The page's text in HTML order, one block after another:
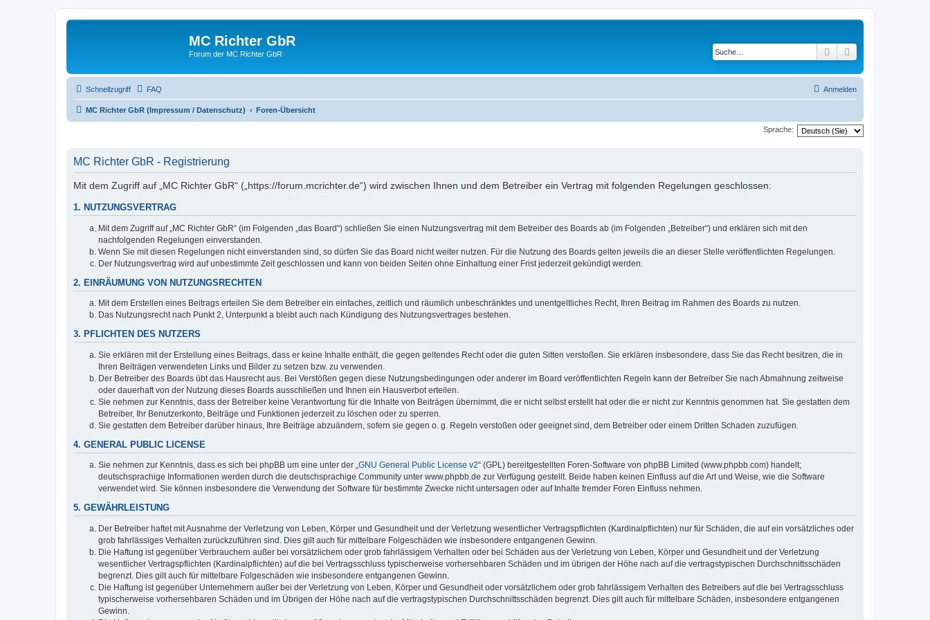
MC Richter GbR
Forum der MC Richter GbR Suche
Schnellzugriff FAQ Anmelden
MC Richter GbR (Impressum / Datenschutz) Foren-Übersicht
Sprache:
MC Richter GbR - Registrierung
Mit dem Zugriff auf „MC Richter GbR“ („https://forum.mcrichter.de“) wird zwischen Ihnen und dem Betreiber ein Vertrag mit folgenden Regelungen geschlossen:
1. NUTZUNGSVERTRAG
Mit dem Zugriff auf „MC Richter GbR“ (im Folgenden „das Board“) schließen Sie einen Nutzungsvertrag mit dem Betreiber des Boards ab (im Folgenden „Betreiber“) und erklären sich mit den
nachfolgenden Regelungen einverstanden.
Wenn Sie mit diesen Regelungen nicht einverstanden sind, so dürfen Sie das Board nicht weiter nutzen. Für die Nutzung des Boards gelten jeweils die an dieser Stelle veröffentlichten Regelungen.
Der Nutzungsvertrag wird auf unbestimmte Zeit geschlossen und kann von beiden Seiten ohne Einhaltung einer Frist jederzeit gekündigt werden.
2. EINRÄUMUNG VON NUTZUNGSRECHTEN
Mit dem Erstellen eines Beitrags erteilen Sie dem Betreiber ein einfaches, zeitlich und räumlich unbeschränktes und unentgeltliches Recht, Ihren Beitrag im Rahmen des Boards zu nutzen.
Das Nutzungsrecht nach Punkt 2, Unterpunkt a bleibt auch nach Kündigung des Nutzungsvertrages bestehen.
3. PFLICHTEN DES NUTZERS
Sie erklären mit der Erstellung eines Beitrags, dass er keine Inhalte enthält, die gegen geltendes Recht oder die guten Sitten verstoßen. Sie erklären insbesondere, dass Sie das Recht besitzen, die in
Ihren Beiträgen verwendeten Links und Bilder zu setzen bzw. zu verwenden.
Der Betreiber des Boards übt das Hausrecht aus. Bei Verstößen gegen diese Nutzungsbedingungen oder anderer im Board veröffentlichten Regeln kann der Betreiber Sie nach Abmahnung zeitweise
oder dauerhaft von der Nutzung dieses Boards ausschließen und Ihnen ein Hausverbot erteilen.
Sie nehmen zur Kenntnis, dass der Betreiber keine Verantwortung für die Inhalte von Beiträgen übernimmt, die er nicht selbst erstellt hat oder die er nicht zur Kenntnis genommen hat. Sie gestatten dem
Betreiber, Ihr Benutzerkonto, Beiträge und Funktionen jederzeit zu löschen oder zu sperren.
Sie gestatten dem Betreiber darüber hinaus, Ihre Beiträge abzuändern, sofern sie gegen o. g. Regeln verstoßen oder geeignet sind, dem Betreiber oder einem Dritten Schaden zuzufügen.
4. GENERAL PUBLIC LICENSE
Sie nehmen zur Kenntnis, dass es sich bei phpBB um eine unter der „GNU General Public License v2“ (GPL) bereitgestellten Foren-Software von phpBB Limited (www.phpbb.com) handelt;
deutschsprachige Informationen werden durch die deutschsprachige Community unter www.phpbb.de zur Verfügung gestellt. Beide haben keinen Einfluss auf die Art und Weise, wie die Software
verwendet wird. Sie können insbesondere die Verwendung der Software für bestimmte Zwecke nicht untersagen oder auf Inhalte fremder Foren Einfluss nehmen.
5. GEWÄHRLEISTUNG
Der Betreiber haftet mit Ausnahme der Verletzung von Leben, Körper und Gesundheit und der Verletzung wesentlicher Vertragspflichten (Kardinalpflichten) nur für Schäden, die auf ein vorsätzliches oder
grob fahrlässiges Verhalten zurückzuführen sind. Dies gilt auch für mittelbare Folgeschäden wie insbesondere entgangenen Gewinn.
Die Haftung ist gegenüber Verbrauchern außer bei vorsätzlichem oder grob fahrlässigem Verhalten oder bei Schäden aus der Verletzung von Leben, Körper und Gesundheit und der Verletzung
wesentlicher Vertragspflichten (Kardinalpflichten) auf die bei Vertragsschluss typischerweise vorhersehbaren Schäden und im übrigen der Höhe nach auf die vertragstypischen Durchschnittsschäden
begrenzt. Dies gilt auch für mittelbare Folgeschäden wie insbesondere entgangenen Gewinn.
Die Haftung ist gegenüber Unternehmern außer bei der Verletzung von Leben, Körper und Gesundheit oder vorsätzlichem oder grob fahrlässigem Verhalten des Betreibers auf die bei Vertragsschluss
typischerweise vorhersehbaren Schäden und im Übrigen der Höhe nach auf die vertragstypischen Durchschnittsschäden begrenzt. Dies gilt auch für mittelbare Schäden, insbesondere entgangenen
Gewinn.